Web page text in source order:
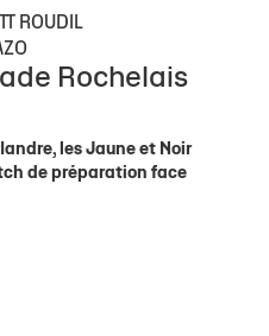
ROUDIL
Rochelais
les Jaune et Noir
de préparation face